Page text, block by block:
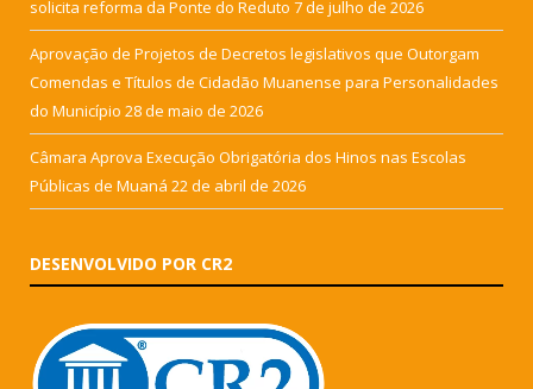
solicita reforma da Ponte do Reduto 7 de julho de 2026
Aprovação de Projetos de Decretos legislativos que Outorgam
Comendas e Títulos de Cidadão Muanense para Personalidades
do Município 28 de maio de 2026
Câmara Aprova Execução Obrigatória dos Hinos nas Escolas
Públicas de Muaná 22 de abril de 2026
DESENVOLVIDO POR CR2